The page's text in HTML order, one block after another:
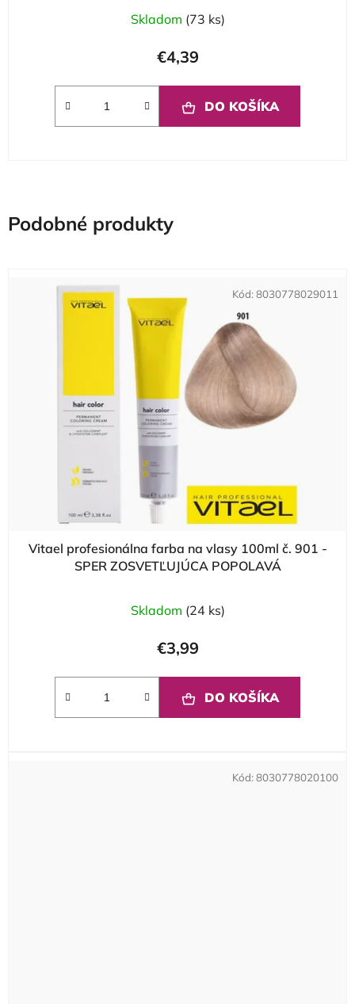
Skladom (73 ks)
€4,39
DO KOŠÍKA
Podobné produkty
Vitael profesionálna farba na vlasy 100ml č. 901 -
SPER ZOSVETĽUJÚCA POPOLAVÁ
Skladom (24 ks)
€3,99
DO KOŠÍKA
Kód: 8030778029011
Kód:8030778020100